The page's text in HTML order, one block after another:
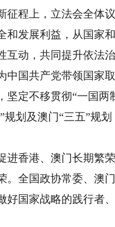
程上，立法会全体
发展利益，从国家
动，共同提升依法治
国共产党带领国家
定不移贯彻“一国两
规划及澳门“三五”规
香港、澳门长期繁
。全国政协常委、澳
好国家战略的践行者